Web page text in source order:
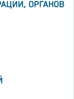
ОРГАНОВ